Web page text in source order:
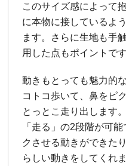
このサイズ感によって
に本物に接しているよ
ます。さらに生地も手
用した点もポイントです
動きもとっても魅力的
コトコ歩いて、鼻をピ
とっとこ走り出します
「走る」の2段階が可
クさせる動きができた
らしい動きをしてくれま